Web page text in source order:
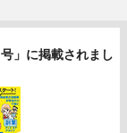
」に掲載されまし